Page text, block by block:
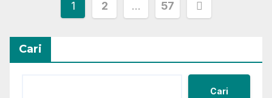
Paginasi
1 2 … 57
Cari
Cari